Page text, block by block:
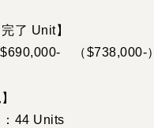
了 Unit】
（$738,000-）
Units